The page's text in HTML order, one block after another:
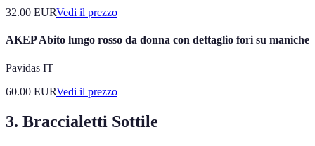
32.00 EURVedi il prezzo
AKEP Abito lungo rosso da donna con dettaglio fori su maniche
Pavidas IT
60.00 EURVedi il prezzo
3. Braccialetti Sottile